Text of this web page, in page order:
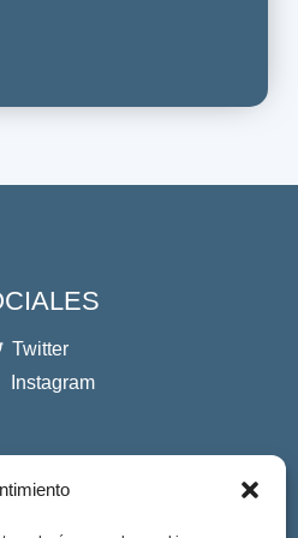
Twitter
Instagram